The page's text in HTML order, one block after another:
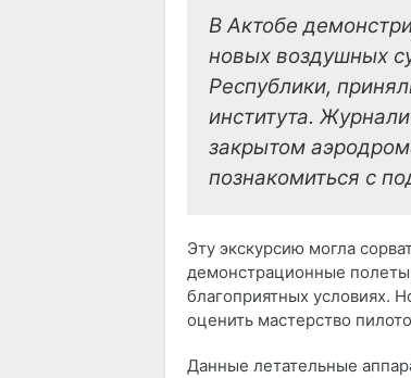
В Актобе
новых воздушных
Республики,
института.
закрытом
познакомиться с
Эту экскурсию могла
демонстрационные
благоприятных условиях.
оценить мастерство
Данные летательные